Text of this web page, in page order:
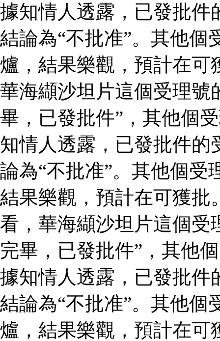
據知情人透露，已發批件
結論為“不批准”。其他個
爐，結果樂觀，預計在可
華海纈沙坦片這個受理號
畢，已發批件”，其他個
知情人透露，已發批件的
論為“不批准”。其他個受
結果樂觀，預計在可獲批
看，華海纈沙坦片這個受
完畢，已發批件”，其他
據知情人透露，已發批件
結論為“不批准”。其他個
爐，結果樂觀，預計在可